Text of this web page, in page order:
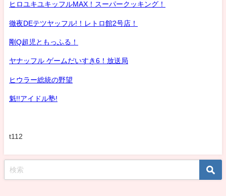
ヒロユキユキッフルMAX！スーパークッキング！
徹夜DEテツヤッフル!！レトロ館2号店！
剛Q超児ともっふる！
ヤナッフル ゲームだいすき6！放送局
ヒウラー総統の野望
魁!!アイドル塾!
t112